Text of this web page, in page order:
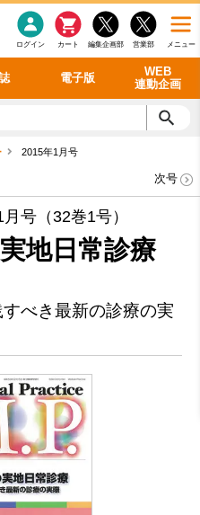
メニュー
営業部
編集企画部
カート
ログイン
電子版
WEB
連動企画
看護・介護
シリーズ一覧
新号 バックナンバー
WEB動画
動画
2015年1月号
次号
号（32巻1号）
地日常診療
べき最新の診療の実